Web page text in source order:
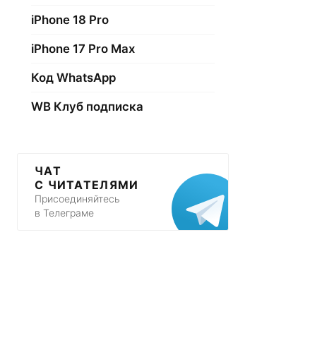
iPhone 18 Pro
iPhone 17 Pro Max
Код WhatsApp
WB Клуб подписка
ЧАТ
С ЧИТАТЕЛЯМИ
Присоединяйтесь
в Телеграме